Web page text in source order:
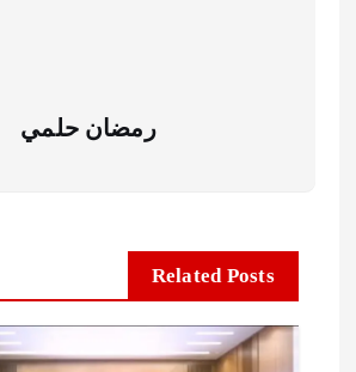
رمضان حلمي
Related Posts